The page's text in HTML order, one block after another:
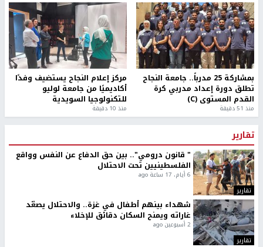
بمشاركة 25 مدرباً.. جامعة النجاح
تطلق دورة إعداد مدربي كرة
القدم المستوى (C)
منذ 51 دقيقة
مركز إعلام النجاح يستضيف وفدًا
أكاديميًا من جامعة لوليو
للتكنولوجيا السويدية
منذ 10 دقيقة
تقارير
تقارير
" قانون درومي".. بين حق الدفاع عن النفس وواقع
الفلسطينيين تحت الاحتلال
6 أيام، 17 ساعة ago
تقارير
شهداء بينهم أطفال في غزة.. والاحتلال يصعّد
غاراته ويمنح السكان دقائق للإخلاء
2 أسبوعين ago